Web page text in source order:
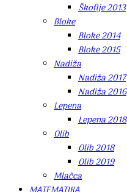
Škoflje 2013
Bloke
Bloke 2014
Bloke 2015
Nadiža
Nadiža 2017
Nadiža 2016
Lepena
Lepena 2018
Olib
Olib 2018
Olib 2019
Mlačca